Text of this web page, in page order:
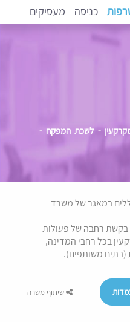
כניסה מעסיקים
מקרקעין - לשכת המפקח -
במאגר של משרד
בקשת רחבה של פעולות
בכל רחבי המדינה,
(בתים משותפים).
שיתוף משרה